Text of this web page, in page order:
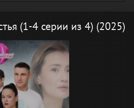
(1-4 серии из 4) (2025)